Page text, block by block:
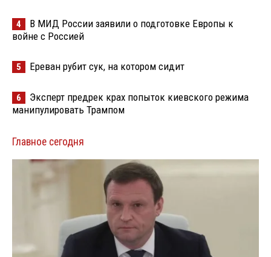
4
В МИД России заявили о подготовке Европы к
войне с Россией
5 Ереван рубит сук, на котором сидит
6
Эксперт предрек крах попыток киевского режима
манипулировать Трампом
Главное сегодня